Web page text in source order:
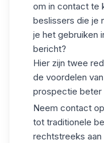
om in contact te
beslissers die je
je het gebruiken
bericht?
Hier zijn twee
de voordelen
prospectie beter
Neem contact
tot traditionele
rechtstreeks aan